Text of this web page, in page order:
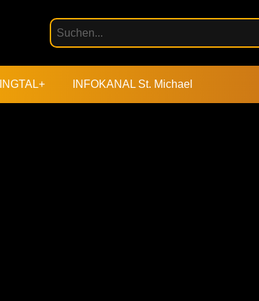
INFOKANAL St. Michael